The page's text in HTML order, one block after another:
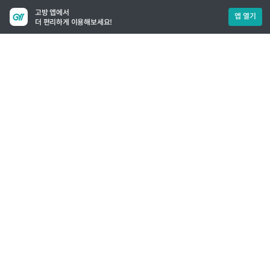
고방 앱에서
더 편리하게 이용해보세요!
앱 열기